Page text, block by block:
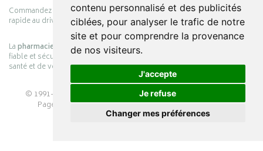
contenu personnalisé et des publicités
ciblées, pour analyser le trafic de notre
site et pour comprendre la provenance
de nos visiteurs.
J'accepte
Je refuse
Changer mes préférences
Commandez simplement vos produits en ligne et choisissez le retrait
rapide au drive ou la livraison à domicile, en toute simplicité.
Lapharmacie Cayeuxs’engage à vous offrir une expérience pratique,
fiable et sécurisée, en officine comme en ligne, au service de votre
santé et de votre bien-être.
© 1991-2026 PHARMACIE CAYEUX– Tous droits réservés –
Page mise à jour le 03/08/2026 –Pharmacie en ligne
Apotekisto